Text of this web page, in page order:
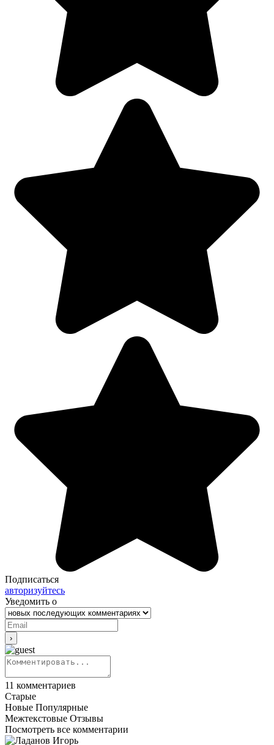
Подписаться
авторизуйтесь
Уведомить о
11 комментариев
Старые
Новые Популярные
Межтекстовые Отзывы
Посмотреть все комментарии